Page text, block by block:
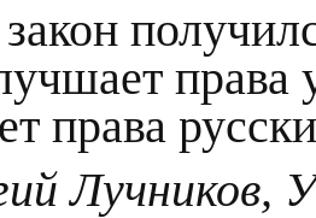
права
права
Лучников,